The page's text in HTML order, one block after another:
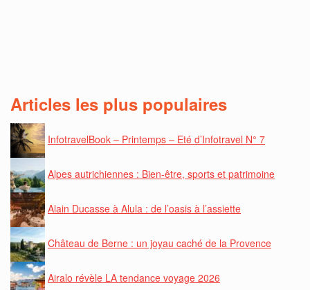
Articles les plus populaires
InfotravelBook – Printemps – Eté d’Infotravel N° 7
Alpes autrichiennes : Bien-être, sports et patrimoine
Alain Ducasse à Alula : de l’oasis à l’assiette
Château de Berne : un joyau caché de la Provence
Airalo révèle LA tendance voyage 2026